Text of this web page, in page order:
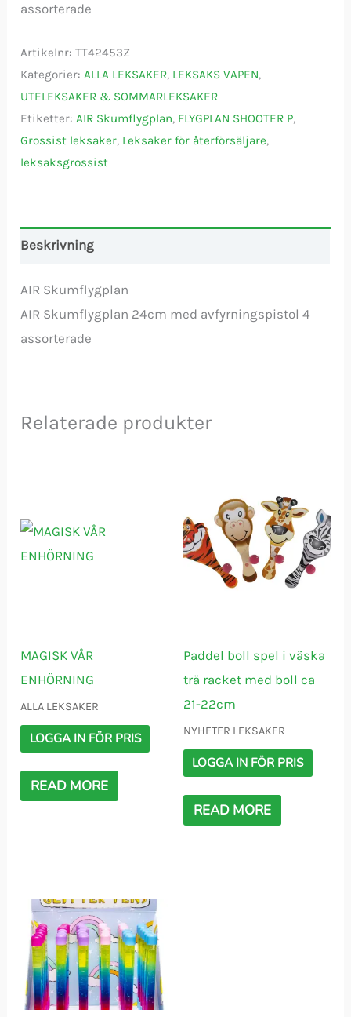
assorterade
Artikelnr:TT42453Z
Kategorier:ALLA LEKSAKER, LEKSAKS VAPEN,
UTELEKSAKER & SOMMARLEKSAKER
Etiketter:AIR Skumflygplan, FLYGPLAN SHOOTER P,
Grossist leksaker, Leksaker för återförsäljare,
leksaksgrossist
Beskrivning
AIR Skumflygplan
AIR Skumflygplan 24cm med avfyrningspistol 4
assorterade
Relaterade produkter
MAGISK VÅR
ENHÖRNING
ALLA LEKSAKER
LOGGA IN FÖR PRIS
READ MORE
Paddel boll spel i väska
trä racket med boll ca
21-22cm
NYHETER LEKSAKER
LOGGA IN FÖR PRIS
READ MORE